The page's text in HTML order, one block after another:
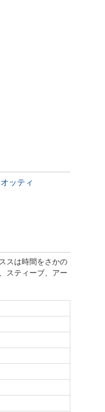
ッティ
スは時間をさかの
スティーブ、アー